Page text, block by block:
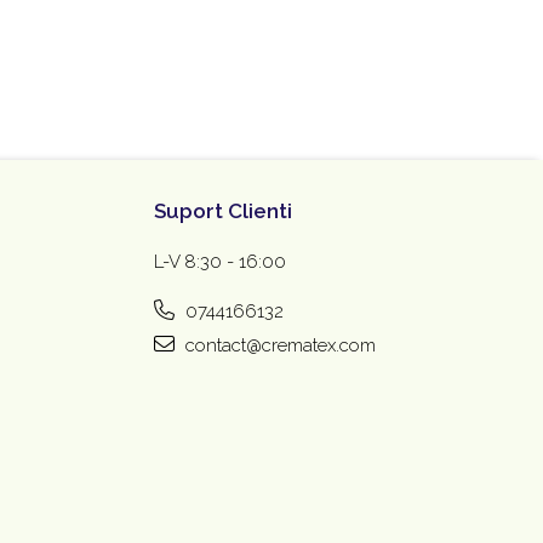
Suport Clienti
L-V 8:30 - 16:00
0744166132
contact@crematex.com